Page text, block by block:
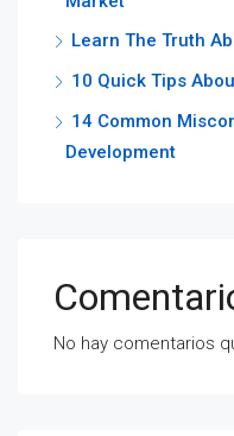
Learn The Truth
10 Quick Tips
14 Common
Development
No hay comentarios